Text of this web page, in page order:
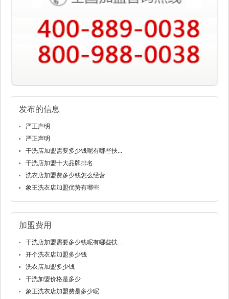
发布的信息
严正声明
严正声明
干洗店加盟需要多少钱呢有哪些扶...
干洗店加盟十大品牌排名
洗衣店加盟费多少钱怎么经营
象王洗衣店加盟优势有哪些
加盟费用
干洗店加盟需要多少钱呢有哪些扶...
开个洗衣店加盟多少钱
洗衣店加盟多少钱
干洗加盟价格是多少
象王洗衣店加盟费是多少呢